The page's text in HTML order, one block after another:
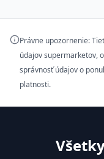
Právne upozornenie:
údajov supermarketov,
správnosť údajov o
platnosti.